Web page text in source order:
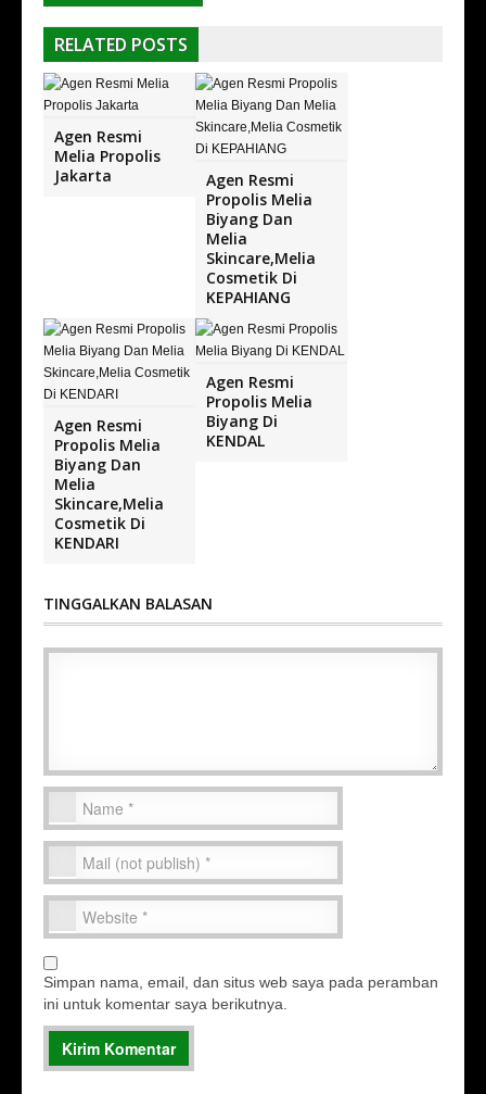
RELATED POSTS
Agen Resmi
Melia Propolis
Jakarta
Agen Resmi
Propolis Melia
Biyang Dan
Melia
Skincare,Melia
Cosmetik Di
KEPAHIANG
Agen Resmi
Propolis Melia
Biyang Dan
Melia
Skincare,Melia
Cosmetik Di
KENDARI
Agen Resmi
Propolis Melia
Biyang Di
KENDAL
TINGGALKAN BALASAN
Simpan nama, email, dan situs web saya pada peramban
ini untuk komentar saya berikutnya.